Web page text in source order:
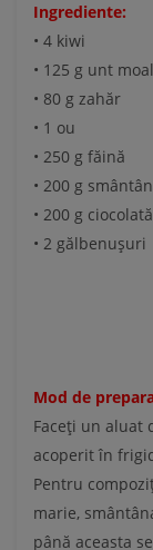
Ingrediente:
• 4 kiwi
• 125 g unt
• 80 g zahăr
• 1 ou
• 250 g făină
• 200 g
• 200 g ciocolată
• 2 gălbenușuri
Mod de
Faceți un aluat
acoperit în
Pentru
marie,
până aceasta